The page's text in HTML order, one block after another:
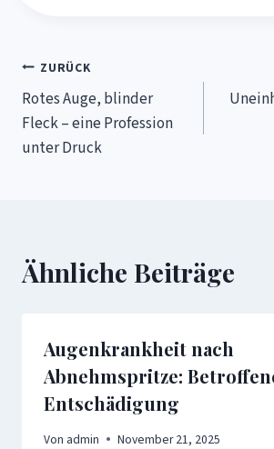
Beitragsnavigation
ZURÜCK
Rotes Auge, blinder
Fleck – eine Profession
unter Druck
Ähnliche Beiträge
Augenkrankheit nach
Abnehmspritze:
Entschädigung
Von admin November 21, 2025